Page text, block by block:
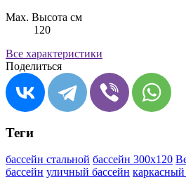
Max. Высота см
120
Все характеристики
Поделиться
Теги
бассейн стальной бассейн 300х120
бассейн уличный бассейн каркасный